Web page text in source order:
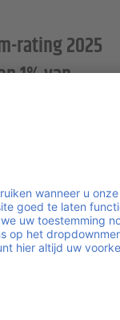
rating 2025
1% van
jaar op rij.
maakt me
tot die top 1%
de
ladingdrager
eigen operatie.